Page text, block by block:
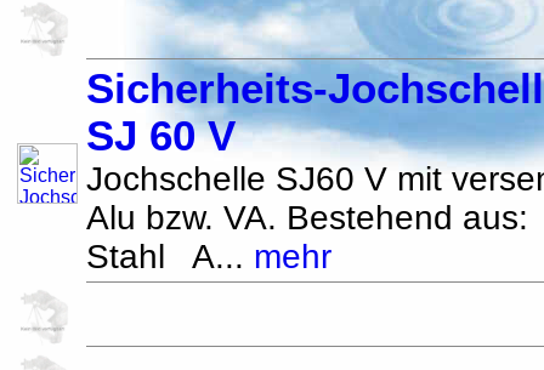
Sicherheits-
SJ 60 V
Jochschelle SJ60 V mit
Alu bzw. VA. Bestehend
Stahl A... mehr